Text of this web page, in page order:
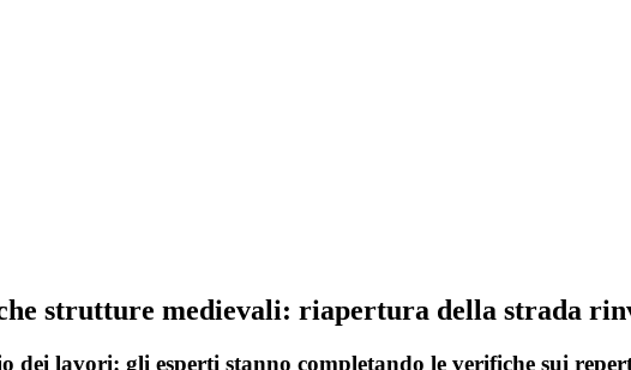
strutture medievali: riapertura della strada
dei lavori: gli esperti stanno completando le verifiche sui